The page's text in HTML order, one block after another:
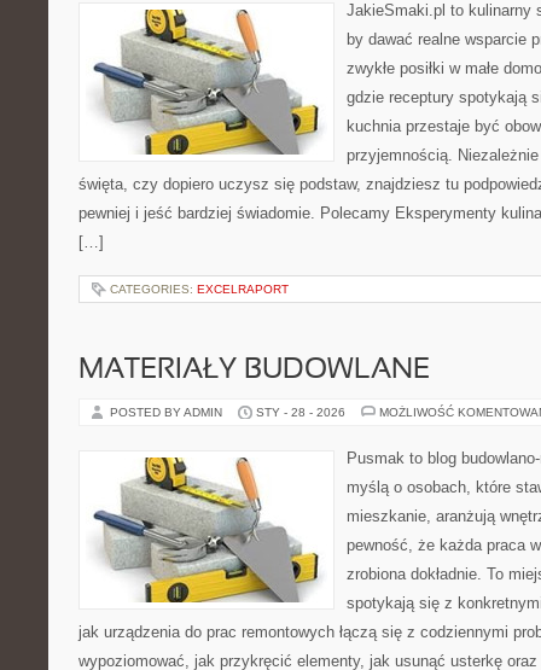
JakieSmaki.pl to kulinarny
by dawać realne wsparcie
zwykłe posiłki w małe
gdzie receptury spotykają
kuchnia przestaje być
przyjemnością.
święta, czy dopiero uczysz się podstaw, znajdziesz tu
pewniej i jeść bardziej świadomie. Polecamy Eksperymenty
[…]
CATEGORIES: EXCELRAPORT
MATERIAŁY BUDOWLANE
POSTED BY ADMIN STY - 28 - 2026 MOŻLIWOŚĆ
Pusmak to blog
myślą o osobach, które
mieszkanie, aranżują
pewność, że każda praca
zrobiona dokładnie. To
spotykają się z
jak urządzenia do prac remontowych łączą się z codziennymi
wypoziomować, jak przykręcić elementy, jak usunąć usterkę